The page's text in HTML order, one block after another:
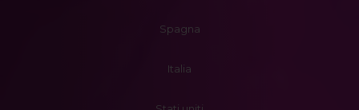
Spagna
Italia